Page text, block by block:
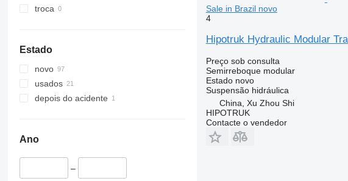
troca
Estado
novo
usados
depois do acidente
Ano
–
Sale in Brazil novo
4
Hipotruk Hydraulic Modular
Preço sob consulta
Semirreboque modular
Estadonovo
Suspensão hidráulica
China, Xu Zhou Shi
HIPOTRUK
Contacte o vendedor